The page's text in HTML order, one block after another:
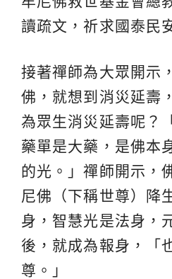
讀疏文，祈求國泰民
接著禪師為大眾開示
佛，就想到消災延壽
為眾生消災延壽呢？
藥單是大藥，是佛本
的光。」禪師開示，
尼佛（下稱世尊）降
身，智慧光是法身，
後，就成為報身，「
尊。」